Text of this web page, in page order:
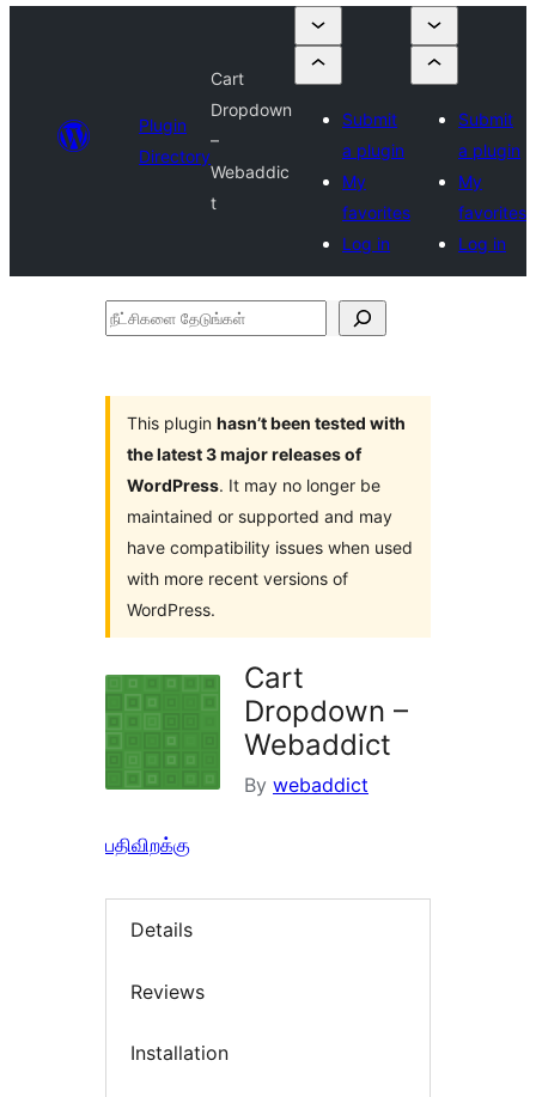
Plugin
Directory
Cart
Dropdown
–
Webaddic
t
Submit
a plugin
My
favorites
Log in
Submit
a plugin
My
favorites
Log in
நீட்சிகளை
This plugin hasn’t been tested with
the latest 3 major releases of
WordPress. It may no longer be
maintained or supported and may
have compatibility issues when used
with more recent versions of
WordPress.
Cart
Dropdown –
Webaddict
By webaddict
பதிவிறக்கு
Details
Reviews
Installation